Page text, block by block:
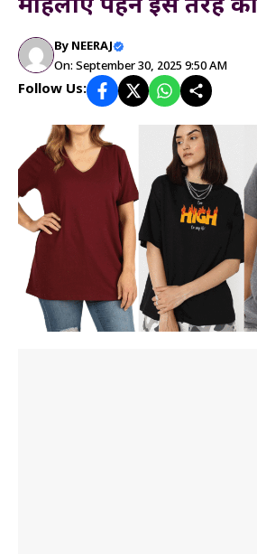
महिलाएं पहनें इस तरह की
By NEERAJ
On: September 30, 2025 9:50 AM
Follow Us: